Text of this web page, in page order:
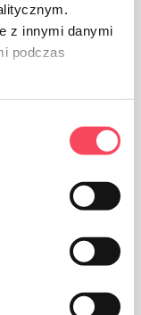
z innymi danymi
podczas